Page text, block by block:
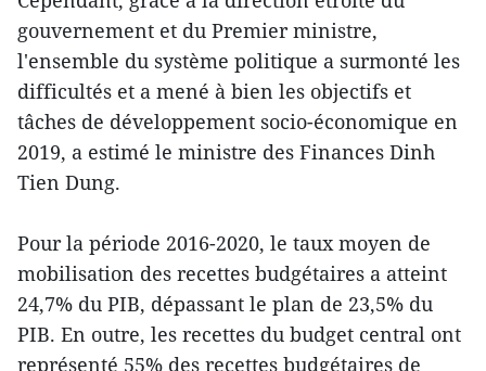
gouvernement et du Premier ministre,
l'ensemble du système politique a surmonté les
difficultés et a mené à bien les objectifs et
tâches de développement socio-économique en
2019, a estimé le ministre des Finances Dinh
Tien Dung.
Pour la période 2016-2020, le taux moyen de
mobilisation des recettes budgétaires a atteint
24,7% du PIB, dépassant le plan de 23,5% du
PIB. En outre, les recettes du budget central ont
représenté 55% des recettes budgétaires de